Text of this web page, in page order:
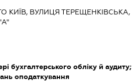
КИЇВ, ВУЛИЦЯ ТЕРЕЩЕНКІВСЬКА,
бухгалтерського обліку й аудиту;
оподаткування